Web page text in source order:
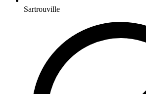
Sartrouville